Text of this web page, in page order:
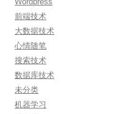
前端技术
大数据技术
心情随笔
搜索技术
数据库技术
未分类
机器学习